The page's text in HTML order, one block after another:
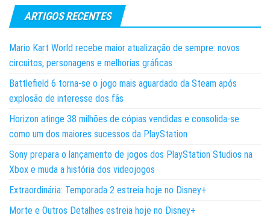
ARTIGOS RECENTES
Mario Kart World recebe maior atualização de sempre: novos
circuitos, personagens e melhorias gráficas
Battlefield 6 torna-se o jogo mais aguardado da Steam após
explosão de interesse dos fãs
Horizon atinge 38 milhões de cópias vendidas e consolida-se
como um dos maiores sucessos da PlayStation
Sony prepara o lançamento de jogos dos PlayStation Studios na
Xbox e muda a história dos videojogos
Extraordinária: Temporada 2 estreia hoje no Disney+
Morte e Outros Detalhes estreia hoje no Disney+